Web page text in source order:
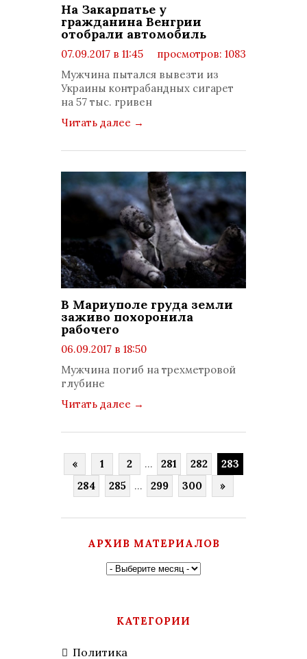
На Закарпатье у
гражданина Венгрии
отобрали автомобиль
07.09.2017 в 11:45
просмотров: 1083
Мужчина пытался вывезти из
Украины контрабандных сигарет
на 57 тыс. гривен
Читать далее →
В Мариуполе груда земли
заживо похоронила
рабочего
06.09.2017 в 18:50
просмотров: 1308
комментариев: 0
Мужчина погиб на трехметровой
глубине
Читать далее →
« 1 2 ... 281 282
283
284
285 ... 299 300 »
АРХИВ МАТЕРИАЛОВ
КАТЕГОРИИ
Политика